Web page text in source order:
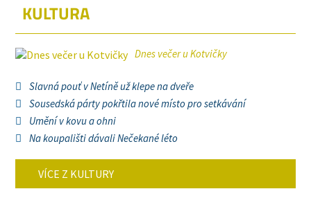
KULTURA
Dnes večer u Kotvičky
Slavná pouť v Netíně už klepe na dveře
Sousedská párty pokřtila nové místo pro setkávání
Umění v kovu a ohni
Na koupališti dávali Nečekané léto
VÍCE Z KULTURY